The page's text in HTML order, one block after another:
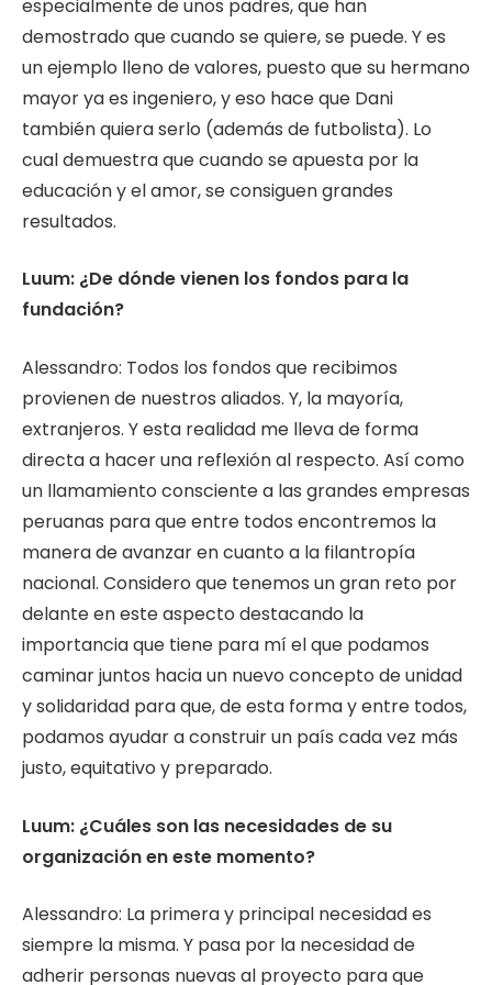
especialmente de unos padres, que han
demostrado que cuando se quiere, se puede. Y es
un ejemplo lleno de valores, puesto que su hermano
mayor ya es ingeniero, y eso hace que Dani
también quiera serlo (además de futbolista). Lo
cual demuestra que cuando se apuesta por la
educación y el amor, se consiguen grandes
resultados.
Luum: ¿De dónde vienen los fondos para la
fundación?
Alessandro: Todos los fondos que recibimos
provienen de nuestros aliados. Y, la mayoría,
extranjeros. Y esta realidad me lleva de forma
directa a hacer una reflexión al respecto. Así como
un llamamiento consciente a las grandes empresas
peruanas para que entre todos encontremos la
manera de avanzar en cuanto a la filantropía
nacional. Considero que tenemos un gran reto por
delante en este aspecto destacando la
importancia que tiene para mí el que podamos
caminar juntos hacia un nuevo concepto de unidad
y solidaridad para que, de esta forma y entre todos,
podamos ayudar a construir un país cada vez más
justo, equitativo y preparado.
Luum: ¿Cuáles son las necesidades de su
organización en este momento?
Alessandro: La primera y principal necesidad es
siempre la misma. Y pasa por la necesidad de
adherir personas nuevas al proyecto para que